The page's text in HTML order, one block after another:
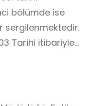
bölümde ise
sergilenmektedir.
Tarihi itibariyle